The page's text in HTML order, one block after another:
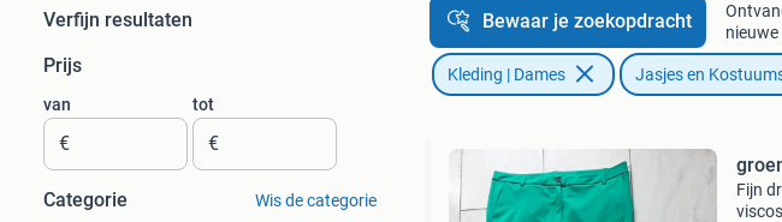
Verfijn resultaten
Prijs
van
€
tot
€
Categorie Wis de categorie
Bewaar je zoekopdracht
Kleding | Dames Jasjes en
Fijn